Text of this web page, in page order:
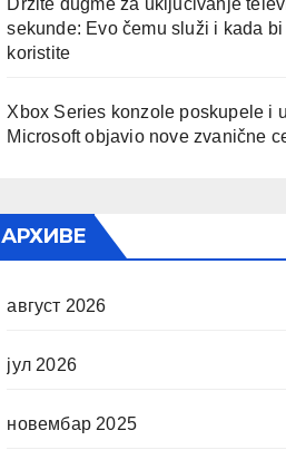
Držite dugme za uključivanje
sekunde: Evo čemu služi i kada
koristite
Xbox Series konzole poskupele i
Microsoft objavio nove zvanične
АРХИВЕ
август 2026
јул 2026
новембар 2025